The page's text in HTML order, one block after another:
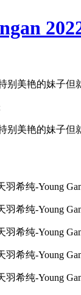
美艳的妹子
美艳的妹子